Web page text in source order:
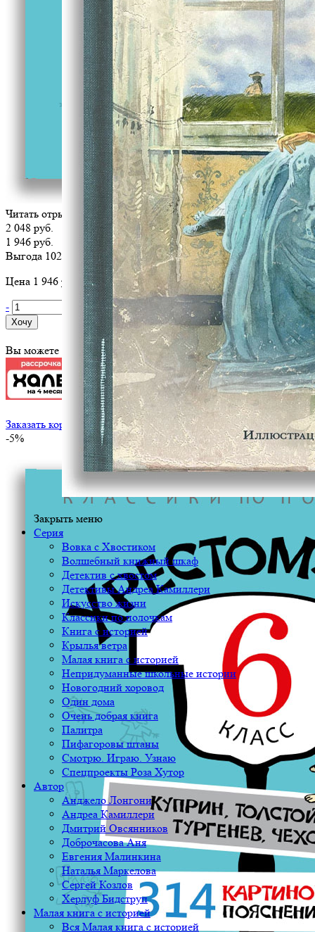
Закрыть меню
Серия
Вовка с Хвостиком
Волшебный книжный шкаф
Детектив с хвостом
Детективы Андреа Камиллери
Искусство жизни
Классики по полочкам
Книга с историей
Крылья ветра
Малая книга с историей
Непридуманные школьные истории
Новогодний хоровод
Один дома
Очень добрая книга
Палитра
Пифагоровы штаны
Смотрю. Играю. Узнаю
Спецпроекты Роза Хутор
Автор
Анджело Лонгони
Андреа Камиллери
Дмитрий Овсянников
Доброчасова Аня
Евгения Малинкина
Наталья Маркелова
Сергей Козлов
Херлуф Бидструп
Малая книга с историей
Вся Малая книга с историей
Читать отрывок
2 048 руб.
1 946 руб.
Выгода 102 руб.
Цена 1 946 руб. за 1 шт
-
+
Хочу
Вы можете оплатить эту книгу картой
Заказать корпоративный тираж
-5%